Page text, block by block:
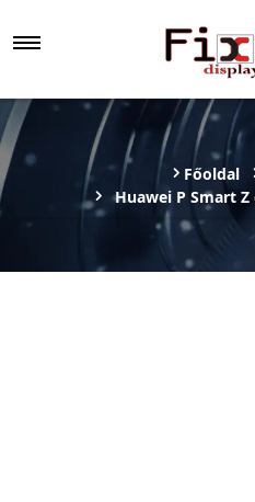
Főoldal
Huawei P Smart